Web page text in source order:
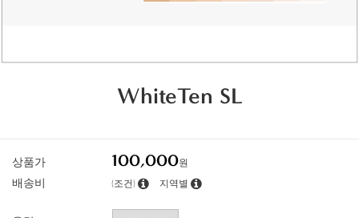
WhiteTen SL
상품가 100,000원
배송비 (조건) 지역별